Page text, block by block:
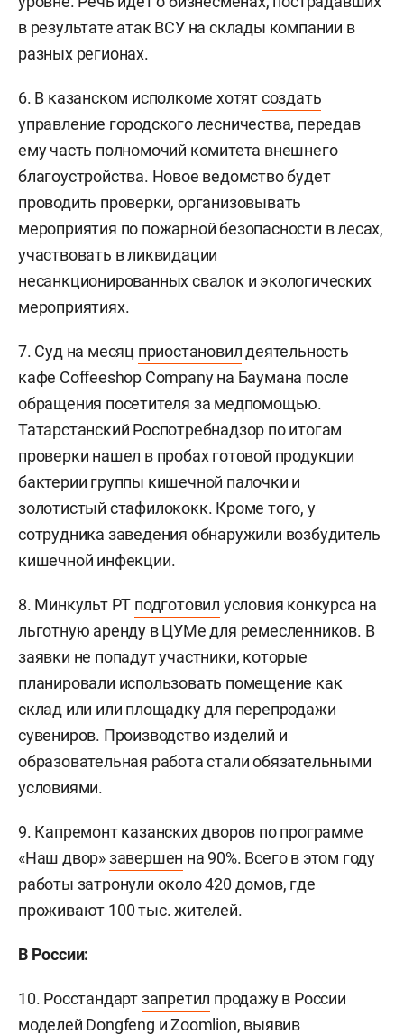
в результате атак ВСУ на склады компании в
разных регионах.
6. В казанском исполкоме хотятсоздать
управление городского лесничества, передав
ему часть полномочий комитета внешнего
благоустройства. Новое ведомство будет
проводить проверки, организовывать
мероприятия по пожарной безопасности в лесах,
участвовать в ликвидации
несанкционированных свалок и экологических
мероприятиях.
7. Суд на месяц приостановилдеятельность
кафе Соffeeshop Company на Баумана после
обращения посетителя за медпомощью.
Татарстанский Роспотребнадзор по итогам
проверки нашел в пробах готовой продукции
бактерии группы кишечной палочки и
золотистый стафилококк. Кроме того, у
сотрудника заведения обнаружили возбудитель
кишечной инфекции.
8. Минкульт РТ подготовил условия конкурса на
льготную аренду в ЦУМе для ремесленников. В
заявки не попадут участники, которые
планировали использовать помещение как
склад или или площадку для перепродажи
сувениров. Производство изделий и
образовательная работа стали обязательными
условиями.
9. Капремонт казанских дворов по программе
«Наш двор»завершен на 90%. Всего в этом году
работы затронули около 420 домов, где
проживают 100 тыс. жителей.
В России:
10. Росстандартзапретил продажу в России
моделей Dongfeng и Zoomlion, выявив